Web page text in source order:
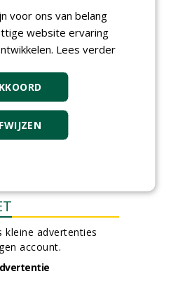
(32-40 uur per
bij SmitsRinsma
Zutphen en op project locatie
Banen
kleine advertenties
account.
voor ons van belang
website ervaring
Lees verder